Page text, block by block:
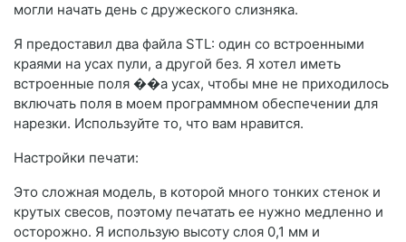
могли начать день с дружеского слизняка.
Я предоставил два файла STL: один со встроенными
краями на усах пули, а другой без. Я хотел иметь
встроенные поля ��а усах, чтобы мне не приходилось
включать поля в моем программном обеспечении для
нарезки. Используйте то, что вам нравится.
Настройки печати:
Это сложная модель, в которой много тонких стенок и
крутых свесов, поэтому печатать ее нужно медленно и
осторожно. Я использую высоту слоя 0,1 мм и